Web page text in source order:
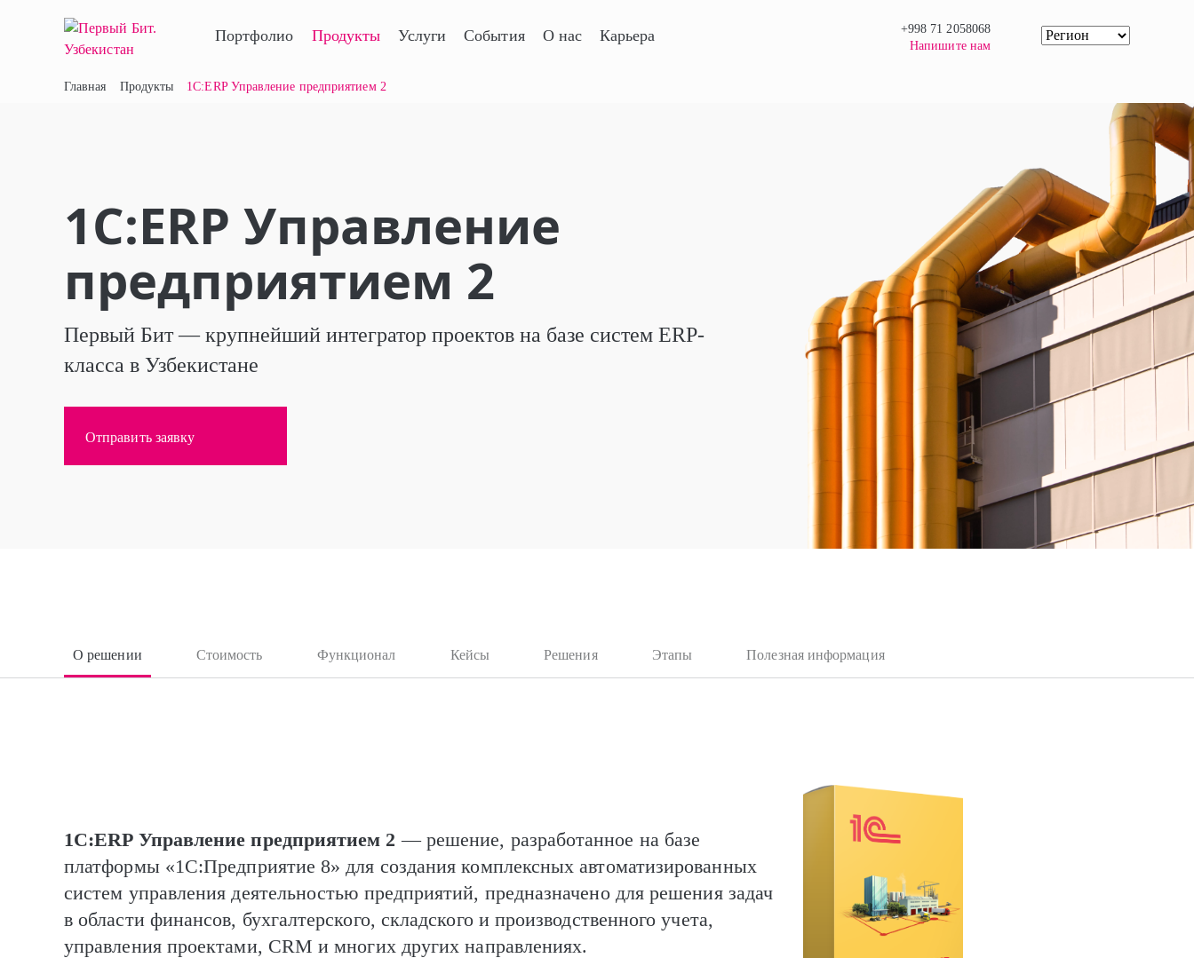
Портфолио Продукты Услуги События О нас Карьера
+998 71 2058068
Напишите нам
Главная Продукты 1С:ERP Управление предприятием 2
1С:ERP Управление
предприятием 2
Первый Бит — крупнейший интегратор проектов на базе систем ERP-
класса в Узбекистане
Отправить заявку
О решении Стоимость Функционал Кейсы Решения Этапы Полезная информация
1С:ERP Управление предприятием 2 — решение, разработанное на базе
платформы «1С:Предприятие 8» для создания комплексных автоматизированных
систем управления деятельностью предприятий, предназначено для решения задач
в области финансов, бухгалтерского, складского и производственного учета,
управления проектами, CRM и многих других направлениях.